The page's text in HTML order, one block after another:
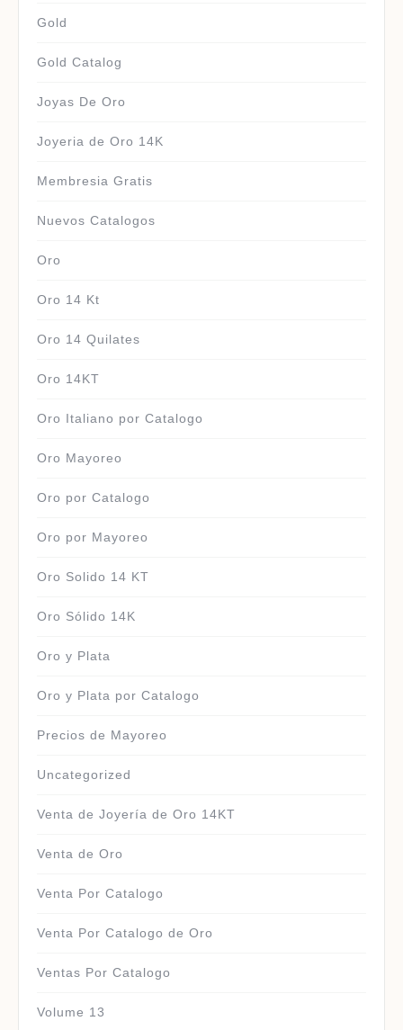
Gold
Gold Catalog
Joyas De Oro
Joyeria de Oro 14K
Membresia Gratis
Nuevos Catalogos
Oro
Oro 14 Kt
Oro 14 Quilates
Oro 14KT
Oro Italiano por Catalogo
Oro Mayoreo
Oro por Catalogo
Oro por Mayoreo
Oro Solido 14 KT
Oro Sólido 14K
Oro y Plata
Oro y Plata por Catalogo
Precios de Mayoreo
Uncategorized
Venta de Joyería de Oro 14KT
Venta de Oro
Venta Por Catalogo
Venta Por Catalogo de Oro
Ventas Por Catalogo
Volume 13